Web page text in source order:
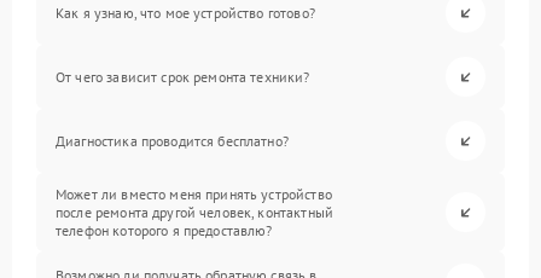
Как я узнаю, что мое устройство готово?
От чего зависит срок ремонта техники?
Диагностика проводится бесплатно?
Может ли вместо меня принять устройство
после ремонта другой человек, контактный
телефон которого я предоставлю?